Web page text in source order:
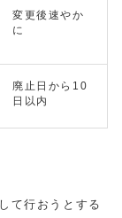
変更後速やか
に
廃止日から10
日以内
て行おうとする